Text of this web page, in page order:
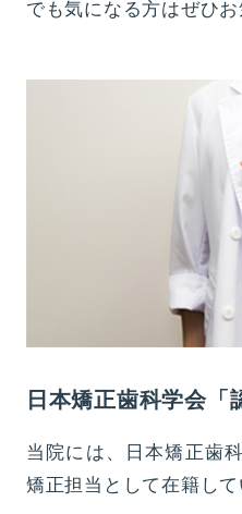
でも気になる方はぜひ
日本矯正歯科学会「
当院には、日本矯正歯
矯正担当として在籍して